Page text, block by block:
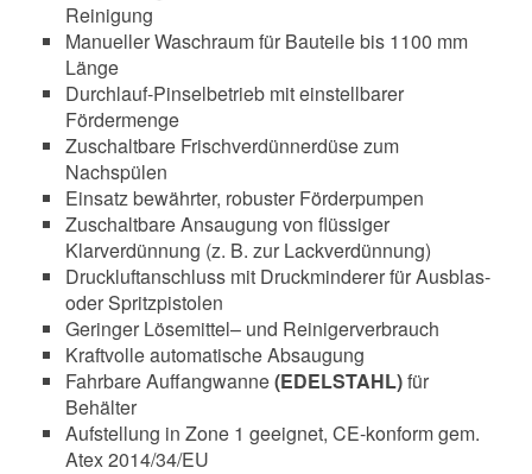
Reinigung
Manueller Waschraum für Bauteile bis 1100 mm
Länge
Durchlauf-Pinselbetrieb mit einstellbarer
Fördermenge
Zuschaltbare Frischverdünnerdüse zum
Nachspülen
Einsatz bewährter, robuster Förderpumpen
Zuschaltbare Ansaugung von flüssiger
Klarverdünnung (z. B. zur Lackverdünnung)
Druckluftanschluss mit Druckminderer für Ausblas-
oder Spritzpistolen
Geringer Lösemittel– und Reinigerverbrauch
Kraftvolle automatische Absaugung
Fahrbare Auffangwanne(EDELSTAHL)für
Behälter
Aufstellung in Zone 1 geeignet, CE-konform gem.
Atex 2014/34/EU